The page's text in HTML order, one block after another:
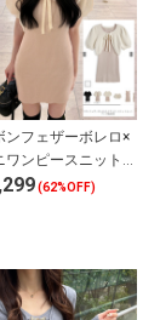
ンフェザーボレロ×
ワンピースニットセ
アップ(62%OFF)